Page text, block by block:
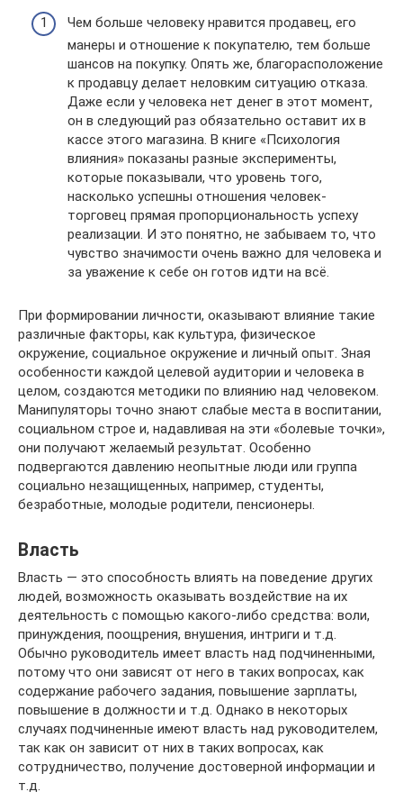
Чем больше человеку нравится продавец, его
манеры и отношение к покупателю, тем больше
шансов на покупку. Опять же, благорасположение
к продавцу делает неловким ситуацию отказа.
Даже если у человека нет денег в этот момент,
он в следующий раз обязательно оставит их в
кассе этого магазина. В книге «Психология
влияния» показаны разные эксперименты,
которые показывали, что уровень того,
насколько успешны отношения человек-
торговец прямая пропорциональность успеху
реализации. И это понятно, не забываем то, что
чувство значимости очень важно для человека и
за уважение к себе он готов идти на всё.
При формировании личности, оказывают влияние такие
различные факторы, как культура, физическое
окружение, социальное окружение и личный опыт. Зная
особенности каждой целевой аудитории и человека в
целом, создаются методики по влиянию над человеком.
Манипуляторы точно знают слабые места в воспитании,
социальном строе и, надавливая на эти «болевые точки»,
они получают желаемый результат. Особенно
подвергаются давлению неопытные люди или группа
социально незащищенных, например, студенты,
безработные, молодые родители, пенсионеры.
Власть
Власть — это способность влиять на поведение других
людей, возможность оказывать воздействие на их
деятельность с помощью какого-либо средства: воли,
принуждения, поощрения, внушения, интриги и т.д.
Обычно руководитель имеет власть над подчиненными,
потому что они зависят от него в таких вопросах, как
содержание рабочего задания, повышение зарплаты,
повышение в должности и т.д. Однако в некоторых
случаях подчиненные имеют власть над руководителем,
так как он зависит от них в таких вопросах, как
сотрудничество, получение достоверной информации и
т.д.